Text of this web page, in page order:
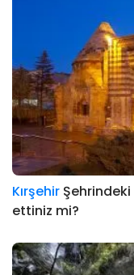
Kırşehir Şehrindeki
ettiniz mi?